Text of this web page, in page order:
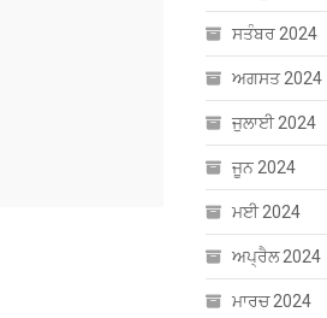
ਸਤੰਬਰ 2024
ਅਗਸਤ 2024
ਜੁਲਾਈ 2024
ਜੂਨ 2024
ਮਈ 2024
ਅਪ੍ਰੈਲ 2024
ਮਾਰਚ 2024